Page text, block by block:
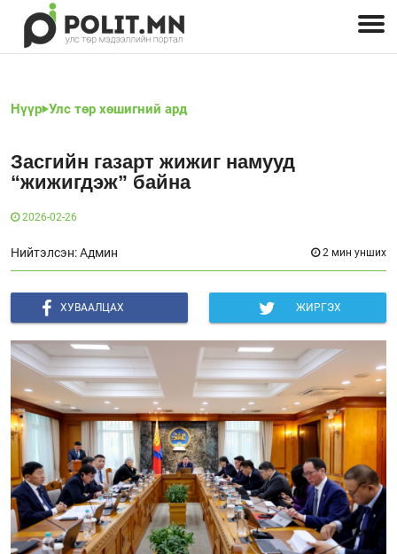
Нүүр Улс төр хөшигний ард
Засгийн газарт жижиг намууд
“жижигдэж” байна
2026-02-26
Нийтэлсэн: Админ 2 мин унших
ХУВААЛЦАХ ЖИРГЭХ